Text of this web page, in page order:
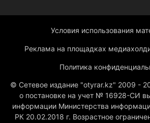
Условия использования
Реклама на площадках
Политика
© Сетевое издание "otyrar.kz" 2009 -
о постановке на учет № 16928-СИ
информации Министерства
РК 20.02.2018 г. Возрастное